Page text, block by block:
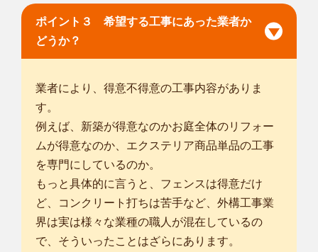
ポイント３ 希望する工事にあった業者か
どうか？
業者により、得意不得意の工事内容がありま
す。
例えば、新築が得意なのかお庭全体のリフォー
ムが得意なのか、エクステリア商品単品の工事
を専門にしているのか。
もっと具体的に言うと、フェンスは得意だけ
ど、コンクリート打ちは苦手など、外構工事業
界は実は様々な業種の職人が混在しているの
で、そういったことはざらにあります。